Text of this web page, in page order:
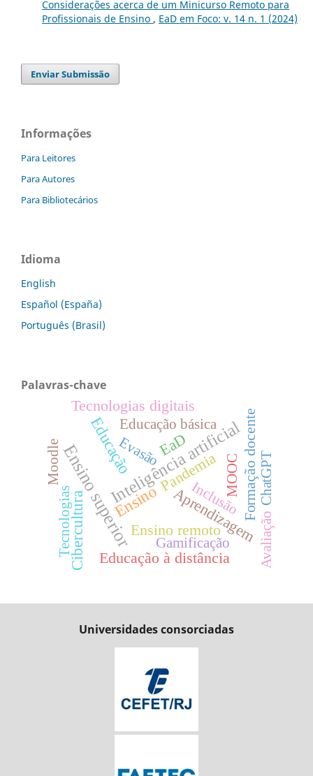
Considerações acerca de um Minicurso Remoto para
Profissionais de Ensino , EaD em Foco: v. 14 n. 1 (2024)
Enviar Submissão
Informações
Para Leitores
Para Autores
Para Bibliotecários
Idioma
English
Español (España)
Português (Brasil)
Palavras-chave
Ensino superiorInteligência artificial
Educação
Ensino
Cibercultura
Formação docente
EaD
Pandemia
Ensino remoto
Aprendizagem
Educação à distância
Tecnologias digitais
Educação básica
Inclusão
Gamificação
MOOC
Evasão
Moodle ChatGPT
Avaliação
Tecnologias
Universidades consorciadas